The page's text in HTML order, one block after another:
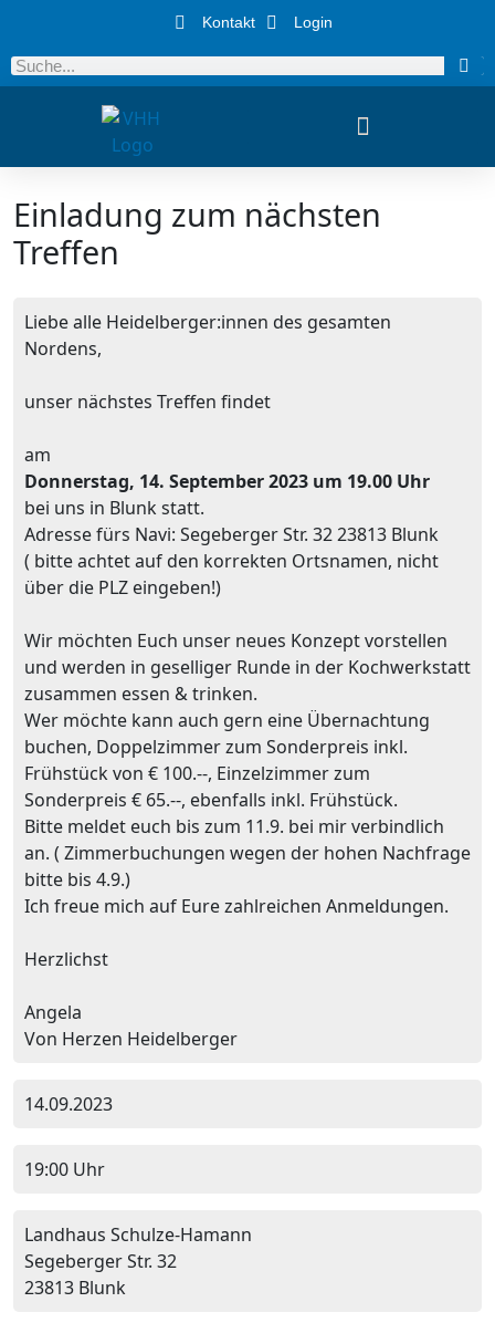
Kontakt Login
Einladung zum nächsten
Treffen
Liebe alle Heidelberger:innen des gesamten
Nordens,
unser nächstes Treffen findet
am
Donnerstag, 14. September 2023 um 19.00 Uhr
bei uns in Blunk statt.
Adresse fürs Navi: Segeberger Str. 32 23813 Blunk
( bitte achtet auf den korrekten Ortsnamen, nicht
über die PLZ eingeben!)
Wir möchten Euch unser neues Konzept vorstellen
und werden in geselliger Runde in der Kochwerkstatt
zusammen essen & trinken.
Wer möchte kann auch gern eine Übernachtung
buchen, Doppelzimmer zum Sonderpreis inkl.
Frühstück von € 100.--, Einzelzimmer zum
Sonderpreis € 65.--, ebenfalls inkl. Frühstück.
Bitte meldet euch bis zum 11.9. bei mir verbindlich
an. ( Zimmerbuchungen wegen der hohen Nachfrage
bitte bis 4.9.)
Ich freue mich auf Eure zahlreichen Anmeldungen.
Herzlichst
Angela
Von Herzen Heidelberger
14.09.2023
19:00 Uhr
Landhaus Schulze-Hamann
Segeberger Str. 32
23813 Blunk